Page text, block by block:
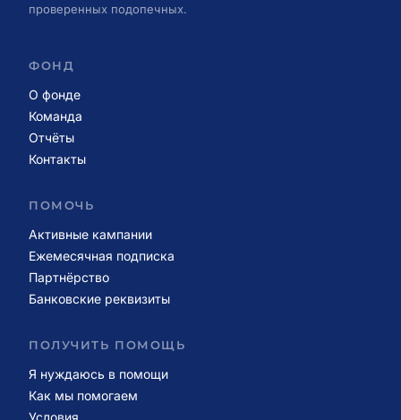
проверенных подопечных.
ФОНД
О фонде
Команда
Отчёты
Контакты
ПОМОЧЬ
Активные кампании
Ежемесячная подписка
Партнёрство
Банковские реквизиты
ПОЛУЧИТЬ ПОМОЩЬ
Я нуждаюсь в помощи
Как мы помогаем